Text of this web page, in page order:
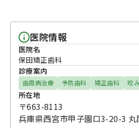
医院情報
医院名
保田矯正歯科
診療案内
歯周病治療 予防歯科 矯正歯科 咬
所在地
〒663-8113
兵庫県西宮市甲子園口3-20-3 丸